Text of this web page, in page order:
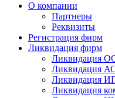
О компании
Партнеры
Реквизиты
Регистрация фирм
Ликвидация фирм
Ликвидация
Ликвидация
Ликвидация
Ликвидация